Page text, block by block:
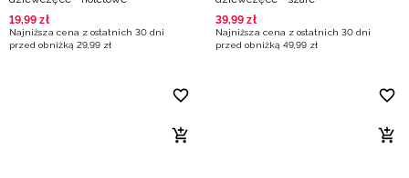
19,99 zł
Najniższa cena z ostatnich 30 dni
przed obniżką 29,99 zł
39,99 zł
Najniższa cena z ostatnich 30 dni
przed obniżką 49,99 zł